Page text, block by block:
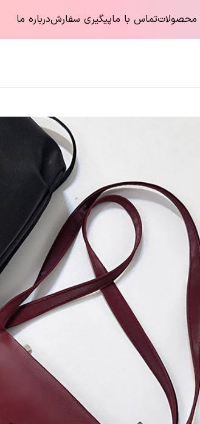
محصولاتتماس با ماپیگیری سفارشدرباره ما